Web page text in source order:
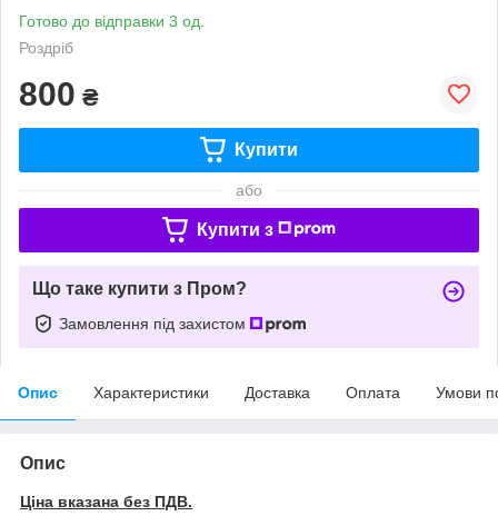
Готово до відправки 3 од.
Роздріб
800 ₴
Купити
або
Купити з
Що таке купити з Пром?
Замовлення під захистом
Опис Характеристики Доставка Оплата Умови
Опис
Ціна вказана без ПДВ.